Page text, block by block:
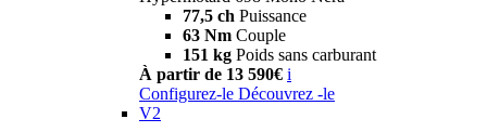
77,5 ch Puissance
63 Nm Couple
151 kg Poids sans carburant
À partir de 13 590€ i
Configurez-le Découvrez -le
V2